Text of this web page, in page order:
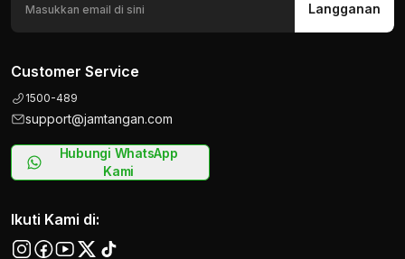
Langganan
Customer Service
1500-489
support@jamtangan.com
Hubungi WhatsApp
Kami
Ikuti Kami di: